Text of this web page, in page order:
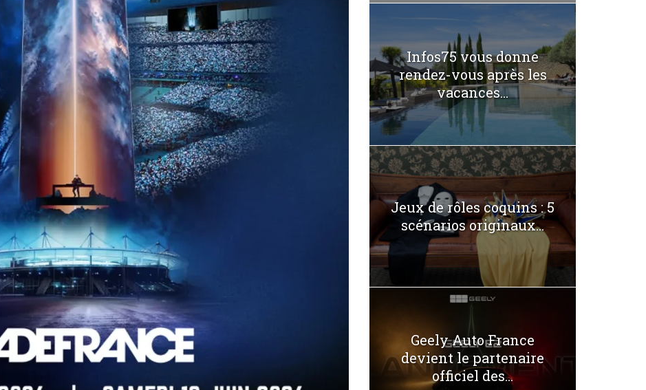
Infos75 vous donne
rendez-vous après les
vacances...
Jeux de rôles coquins : 5
scénarios originaux...
Geely Auto France
devient le partenaire
officiel des...